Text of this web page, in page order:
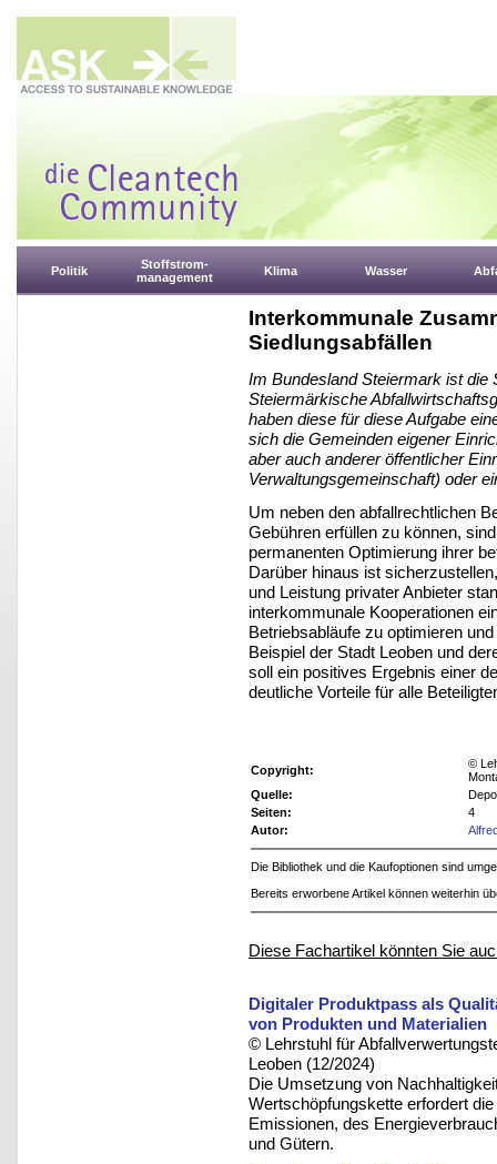
Politik
Stoffstrom-
management
Klima Wasser
Interkommunale
Siedlungsabfällen
Im Bundesland Steiermark ist die
Steiermärkische
haben diese für diese Aufgabe
sich die Gemeinden eigener
aber auch anderer öffentlicher
Verwaltungsgemeinschaft) oder
Um neben den abfallrechtlichen
Gebühren erfüllen zu können,
permanenten Optimierung ihrer
Darüber hinaus ist
und Leistung privater Anbieter
interkommunale Kooperationen
Betriebsabläufe zu optimieren
Beispiel der Stadt Leoben und
soll ein positives Ergebnis einer
deutliche Vorteile für alle
Copyright:
©
Quelle:
Seiten:
4
Autor:
Die Bibliothek und die Kaufoptionen sind
Bereits erworbene Artikel können weiterhin
Diese Fachartikel könnten Sie
Digitaler Produktpass als
von Produkten und Materialien
© Lehrstuhl für
Leoben (12/2024)
Die Umsetzung von
Wertschöpfungskette erfordert
Emissionen, des
und Gütern.